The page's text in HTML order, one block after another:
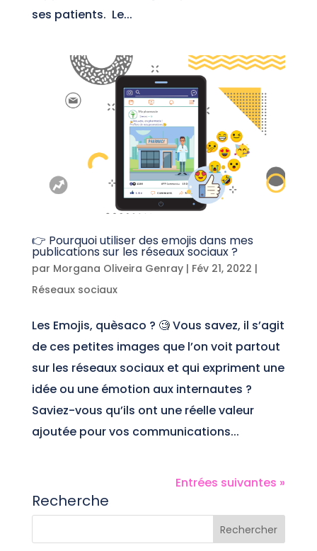
ses patients. Le...
👉 Pourquoi utiliser des emojis dans mes
publications sur les réseaux sociaux ?
par Morgana Oliveira Genray| Fév 21, 2022 |
Réseaux sociaux
Les Emojis, quèsaco ? 🧐 Vous savez, il s’agit
de ces petites images que l’on voit partout
sur les réseaux sociaux et qui expriment une
idée ou une émotion aux internautes ?
Saviez-vous qu’ils ont une réelle valeur
ajoutée pour vos communications...
Entrées suivantes »
Recherche